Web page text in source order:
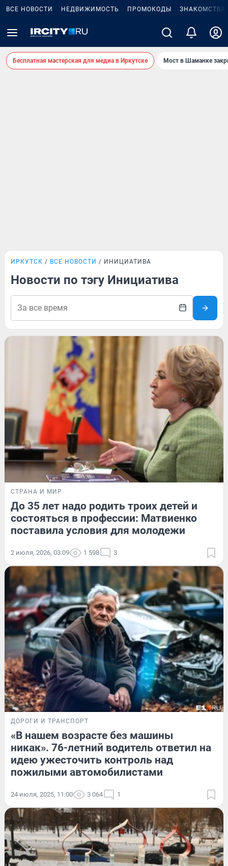
ВСЕ НОВОСТИ НЕДВИЖИМОСТЬ ПРОМОКОДЫ ЗНАКОМСТВА
Бесплатная мастерская для медиа в Иркутске Мост в Шаманке
ИРКУТСК ВСЕ НОВОСТИ ИНИЦИАТИВА
Новости по тэгу Инициатива
СТРАНА И МИР
До 35 лет надо родить троих детей и
состояться в профессии: Матвиенко
поставила условия для молодежи
2 июля, 2026, 03:09 1 598 3
ДОРОГИ И ТРАНСПОРТ
«В нашем возрасте без машины
никак». 76-летний водитель ответил на
идею ужесточить контроль над
пожилыми автомобилистами
24 июля, 2025, 11:00 3 064 1